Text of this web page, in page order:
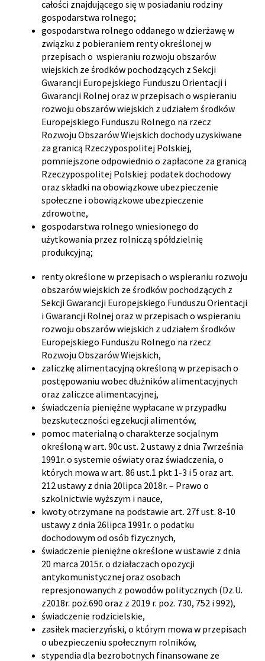
całości znajdującego się w posiadaniu rodziny
gospodarstwa rolnego;
gospodarstwa rolnego oddanego w dzierżawę w
związku z pobieraniem renty określonej w
przepisach o wspieraniu rozwoju obszarów
wiejskich ze środków pochodzących z Sekcji
Gwarancji Europejskiego Funduszu Orientacji i
Gwarancji Rolnej oraz w przepisach o wspieraniu
rozwoju obszarów wiejskich z udziałem środków
Europejskiego Funduszu Rolnego na rzecz
Rozwoju Obszarów Wiejskich dochody uzyskiwane
za granicą Rzeczypospolitej Polskiej,
pomniejszone odpowiednio o zapłacone za granicą
Rzeczypospolitej Polskiej: podatek dochodowy
oraz składki na obowiązkowe ubezpieczenie
społeczne i obowiązkowe ubezpieczenie
zdrowotne,
gospodarstwa rolnego wniesionego do
użytkowania przez rolniczą spółdzielnię
produkcyjną;
renty określone w przepisach o wspieraniu rozwoju
obszarów wiejskich ze środków pochodzących z
Sekcji Gwarancji Europejskiego Funduszu Orientacji
i Gwarancji Rolnej oraz w przepisach o wspieraniu
rozwoju obszarów wiejskich z udziałem środków
Europejskiego Funduszu Rolnego na rzecz
Rozwoju Obszarów Wiejskich,
zaliczkę alimentacyjną określoną w przepisach o
postępowaniu wobec dłużników alimentacyjnych
oraz zaliczce alimentacyjnej,
świadczenia pieniężne wypłacane w przypadku
bezskuteczności egzekucji alimentów,
pomoc materialną o charakterze socjalnym
określoną w art. 90c ust. 2 ustawy z dnia 7września
1991r. o systemie oświaty oraz świadczenia, o
których mowa w art. 86 ust.1 pkt 1-3 i 5 oraz art.
212 ustawy z dnia 20lipca 2018r. – Prawo o
szkolnictwie wyższym i nauce,
kwoty otrzymane na podstawie art. 27f ust. 8-10
ustawy z dnia 26lipca 1991r. o podatku
dochodowym od osób fizycznych,
świadczenie pieniężne określone w ustawie z dnia
20 marca 2015r. o działaczach opozycji
antykomunistycznej oraz osobach
represjonowanych z powodów politycznych (Dz.U.
z2018r. poz.690 oraz z 2019 r. poz. 730, 752 i 992),
świadczenie rodzicielskie,
zasiłek macierzyński, o którym mowa w przepisach
o ubezpieczeniu społecznym rolników,
stypendia dla bezrobotnych finansowane ze